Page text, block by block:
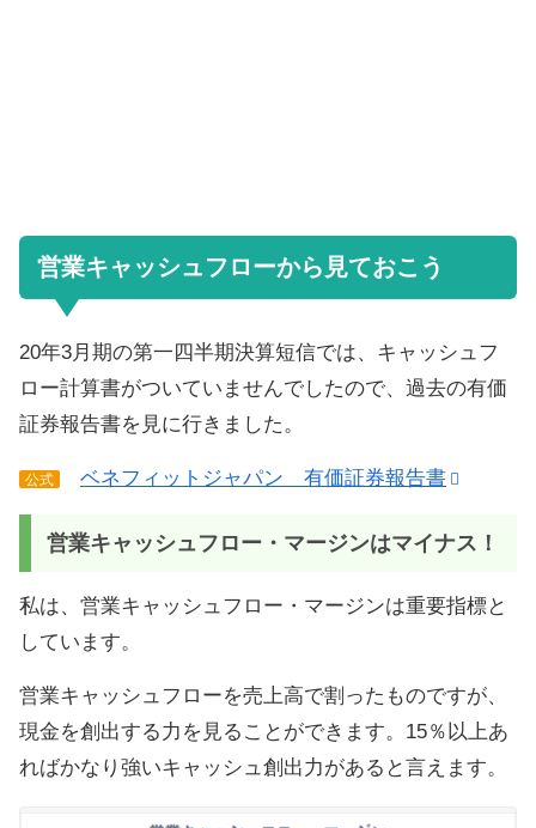
営業キャッシュフローから見ておこう
20年3月期の第一四半期決算短信では、キャッシュフ
ロー計算書がついていませんでしたので、過去の有価
証券報告書を見に行きました。
公式 ベネフィットジャパン 有価証券報告書
営業キャッシュフロー・マージンはマイナス！
私は、営業キャッシュフロー・マージンは重要指標と
しています。
営業キャッシュフローを売上高で割ったものですが、
現金を創出する力を見ることができます。15％以上あ
ればかなり強いキャッシュ創出力があると言えます。